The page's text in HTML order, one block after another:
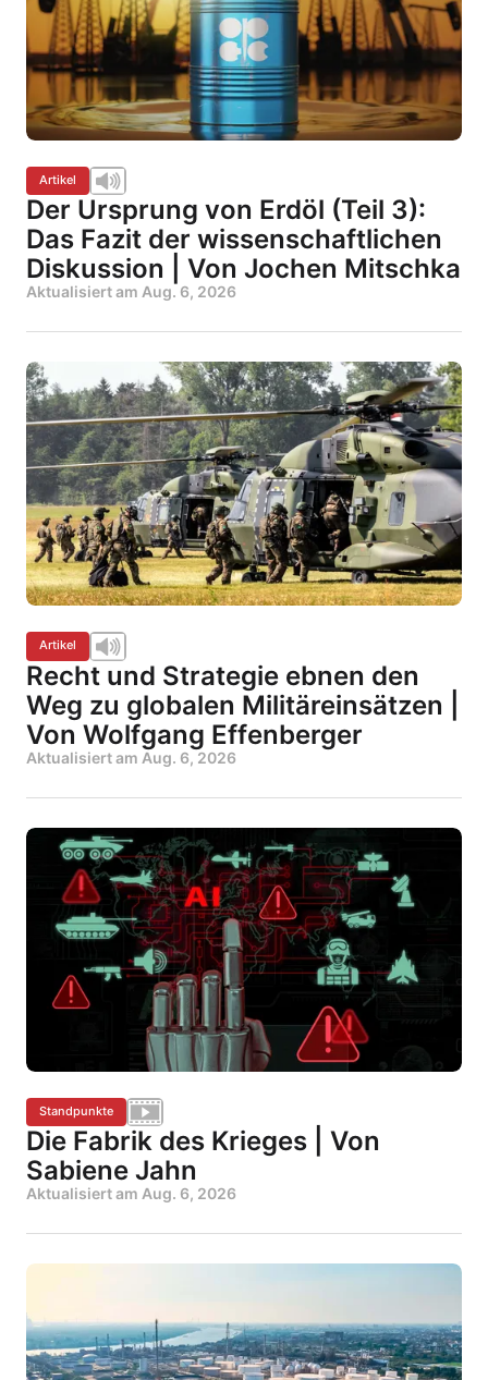
Artikel
Der Ursprung von Erdöl (Teil 3):
Das Fazit der wissenschaftlichen
Diskussion | Von Jochen Mitschka
Aktualisiert am Aug. 6, 2026
Artikel
Recht und Strategie ebnen den
Weg zu globalen Militäreinsätzen |
Von Wolfgang Effenberger
Aktualisiert am Aug. 6, 2026
Standpunkte
Die Fabrik des Krieges | Von
Sabiene Jahn
Aktualisiert am Aug. 6, 2026